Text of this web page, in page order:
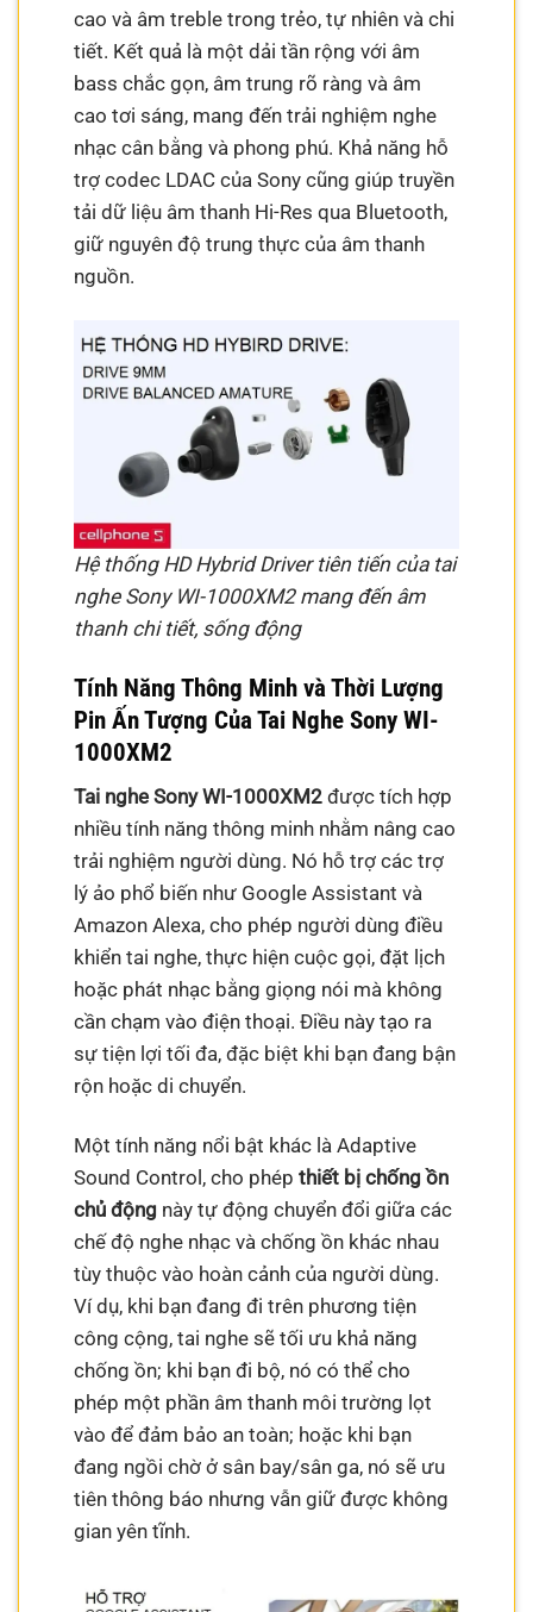
cao và âm treble trong trẻo, tự nhiên và chi
tiết. Kết quả là một dải tần rộng với âm
bass chắc gọn, âm trung rõ ràng và âm
cao tơi sáng, mang đến trải nghiệm nghe
nhạc cân bằng và phong phú. Khả năng hỗ
trợ codec LDAC của Sony cũng giúp truyền
tải dữ liệu âm thanh Hi-Res qua Bluetooth,
giữ nguyên độ trung thực của âm thanh
nguồn.
Hệ thống HD Hybrid Driver tiên tiến của tai
nghe Sony WI-1000XM2 mang đến âm
thanh chi tiết, sống động
Tính Năng Thông Minh và Thời Lượng
Pin Ấn Tượng Của Tai Nghe Sony WI-
1000XM2
Tai nghe Sony WI-1000XM2 được tích hợp
nhiều tính năng thông minh nhằm nâng cao
trải nghiệm người dùng. Nó hỗ trợ các trợ
lý ảo phổ biến như Google Assistant và
Amazon Alexa, cho phép người dùng điều
khiển tai nghe, thực hiện cuộc gọi, đặt lịch
hoặc phát nhạc bằng giọng nói mà không
cần chạm vào điện thoại. Điều này tạo ra
sự tiện lợi tối đa, đặc biệt khi bạn đang bận
rộn hoặc di chuyển.
Một tính năng nổi bật khác là Adaptive
Sound Control, cho phépthiết bị chống ồn
chủ động này tự động chuyển đổi giữa các
chế độ nghe nhạc và chống ồn khác nhau
tùy thuộc vào hoàn cảnh của người dùng.
Ví dụ, khi bạn đang đi trên phương tiện
công cộng, tai nghe sẽ tối ưu khả năng
chống ồn; khi bạn đi bộ, nó có thể cho
phép một phần âm thanh môi trường lọt
vào để đảm bảo an toàn; hoặc khi bạn
đang ngồi chờ ở sân bay/sân ga, nó sẽ ưu
tiên thông báo nhưng vẫn giữ được không
gian yên tĩnh.